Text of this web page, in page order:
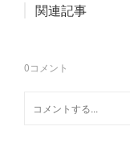
関連記事
0コメント